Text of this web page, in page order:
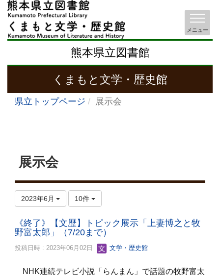
熊本県立図書館
くまもと文学・歴史館
メニュー
県立トップページ 展示会
展示会
2023年6月 10件
《終了》【文歴】トピック展示「上妻博之と牧
野富太郎」（7/20まで）
投稿日時 : 2023年06月02日 文学・歴史館
NHK連続テレビ小説「らんまん」で話題の牧野富太